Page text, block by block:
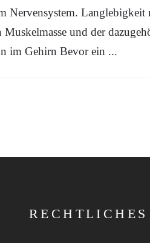
Langlebigkeit
und der
im Gehirn Bevor ein
RECHTLICHES